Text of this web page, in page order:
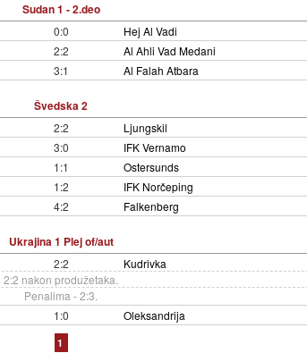
Sudan 1 - 2.deo
0:0
Hej Al Vadi
2:2
Al Ahli Vad Medani
3:1 Al Falah Atbara
Švedska 2
2:2
Ljungskil
3:0
IFK Vernamo
1:1
Ostersunds
1:2
IFK Norčeping
4:2 Falkenberg
Ukrajina 1 Plej of/aut
2:2
Kudrivka
2:2 nakon produžetaka.
Penalima - 2:3.
1:0 Oleksandrija
1